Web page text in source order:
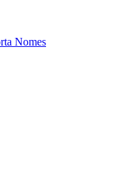
Nomes